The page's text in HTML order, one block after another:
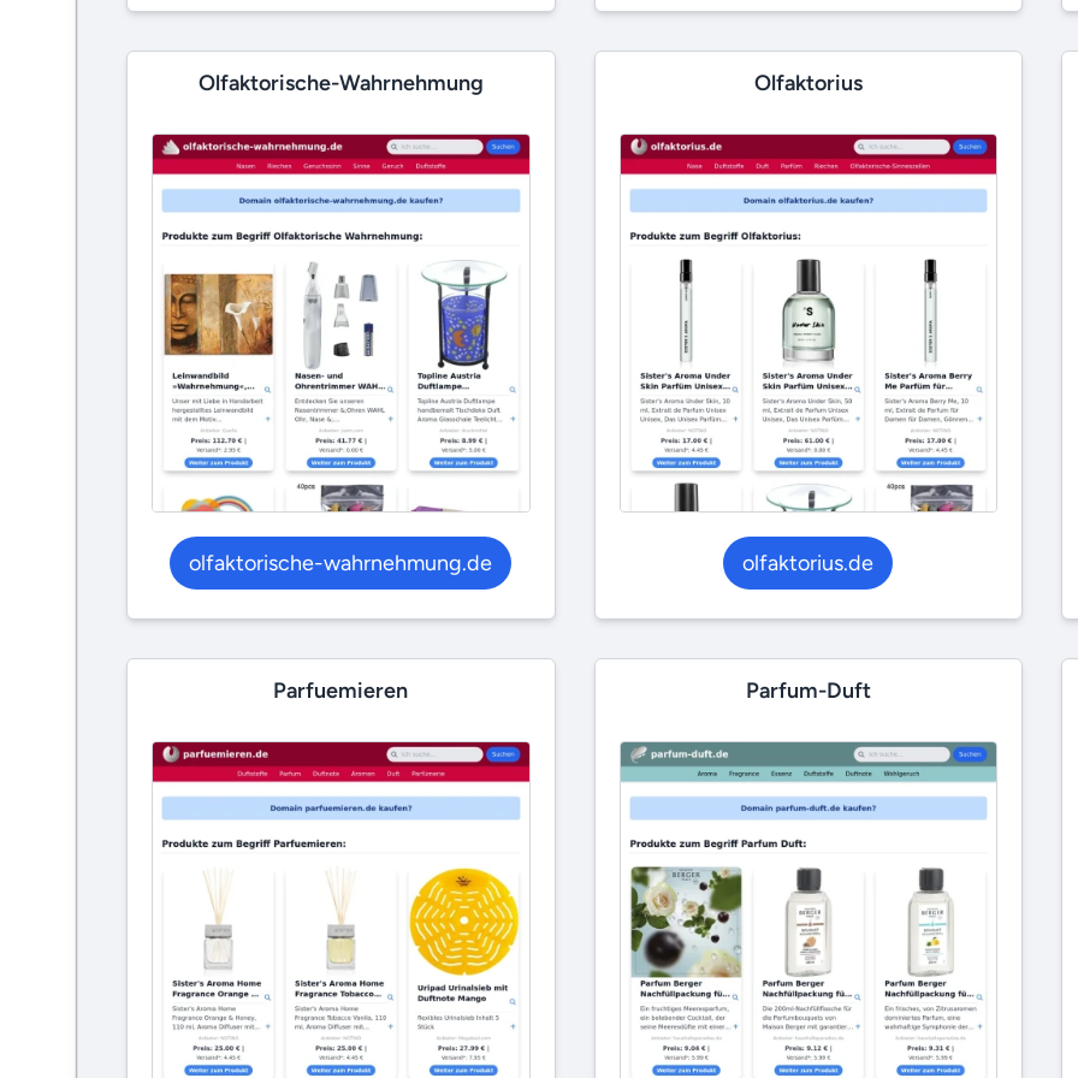
Olfaktorische-Wahrnehmung
olfaktorische-wahrnehmung.de
Olfaktorius
olfaktorius.de
Parfuemieren Parfum-Duft